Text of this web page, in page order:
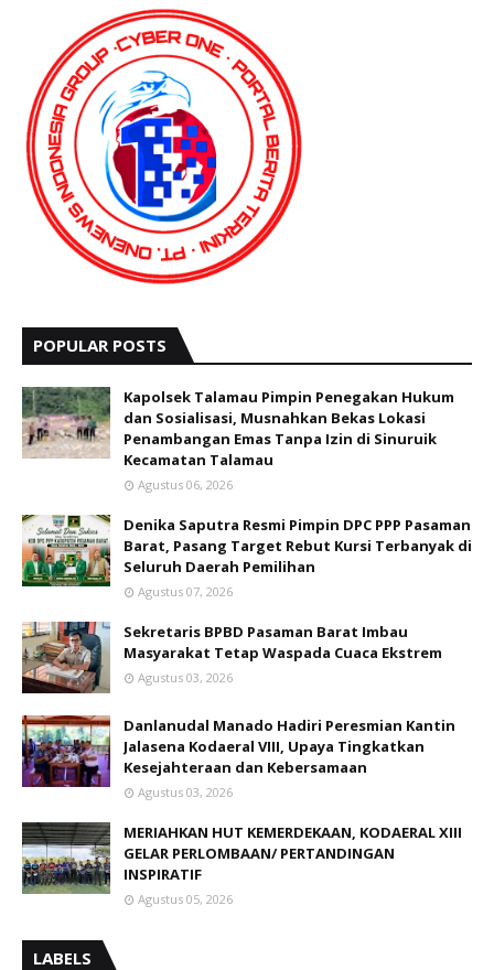
POPULAR POSTS
Kapolsek Talamau Pimpin Penegakan Hukum
dan Sosialisasi, Musnahkan Bekas Lokasi
Penambangan Emas Tanpa Izin di Sinuruik
Kecamatan Talamau
Agustus 06, 2026
Denika Saputra Resmi Pimpin DPC PPP Pasaman
Barat, Pasang Target Rebut Kursi Terbanyak di
Seluruh Daerah Pemilihan
Agustus 07, 2026
Sekretaris BPBD Pasaman Barat Imbau
Masyarakat Tetap Waspada Cuaca Ekstrem
Agustus 03, 2026
Danlanudal Manado Hadiri Peresmian Kantin
Jalasena Kodaeral VIII, Upaya Tingkatkan
Kesejahteraan dan Kebersamaan
Agustus 03, 2026
MERIAHKAN HUT KEMERDEKAAN, KODAERAL XIII
GELAR PERLOMBAAN/ PERTANDINGAN
INSPIRATIF
Agustus 05, 2026
LABELS